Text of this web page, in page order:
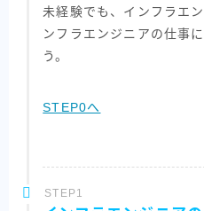
未経験でも、インフラエ
ンフラエンジニアの仕事
う。
STEP0へ
STEP1